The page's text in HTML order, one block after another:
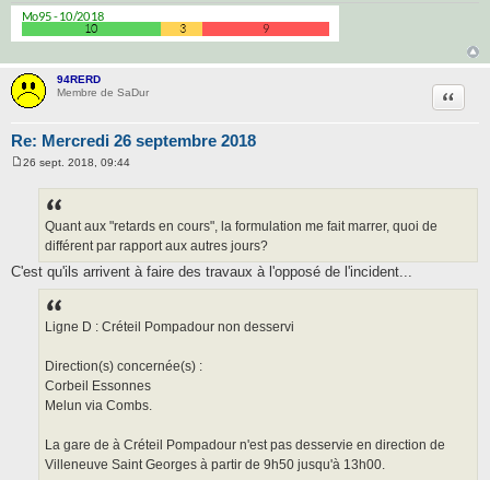
94RERD
Membre de SaDur
Re: Mercredi 26 septembre 2018
26 sept. 2018, 09:44
Quant aux "retards en cours", la formulation me fait marrer, quoi de
différent par rapport aux autres jours?
C'est qu'ils arrivent à faire des travaux à l'opposé de l'incident...
Ligne D : Créteil Pompadour non desservi
Direction(s) concernée(s) :
Corbeil Essonnes
Melun via Combs.
La gare de à Créteil Pompadour n'est pas desservie en direction de
Villeneuve Saint Georges à partir de 9h50 jusqu'à 13h00.